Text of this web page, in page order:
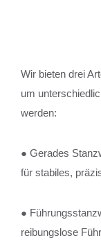
Wir bieten drei
um
werden:
● Gerades
für stabiles,
●
reibungslose